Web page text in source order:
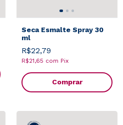
Seca Esmalte Spray 30
ml
R$22,79
R$21,65 com Pix
Comprar